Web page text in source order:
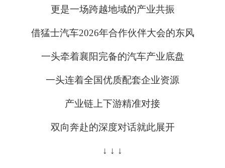
更是一场跨越地域的产业共振
借猛士汽车2026年合作伙伴大会的东风
一头牵着襄阳完备的汽车产业底盘
一头连着全国优质配套企业资源
产业链上下游精准对接
双向奔赴的深度对话就此展开
↓ ↓ ↓